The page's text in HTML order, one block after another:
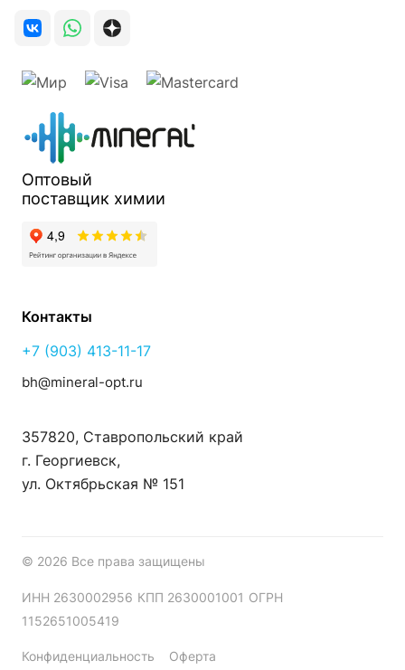
Оптовый
поставщик химии
Контакты
+7 (903) 413-11-17
bh@mineral-opt.ru
357820, Ставропольский край
г. Георгиевск,
ул. Октябрьская № 151
© 2026 Все права защищены
ИНН 2630002956 КПП 2630001001 ОГРН
1152651005419
Конфиденциальность Оферта